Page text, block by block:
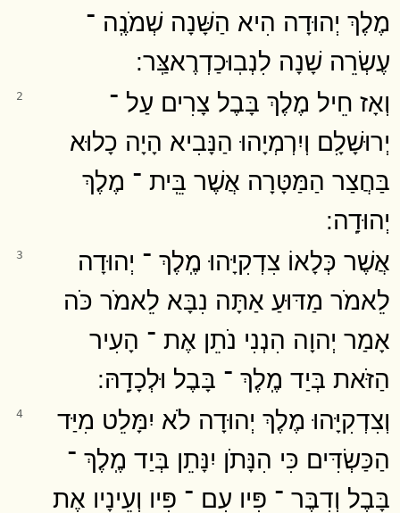
מֶלֶךְ יְהוּדָה הִיא הַשָּׁנָה שְׁמֹנֶֽה ־
עֶשְׂרֵה שָׁנָה לִנְבֽוּכַדְרֶאצַּֽר ׃
2
וְאָז חֵיל מֶלֶךְ בָּבֶל צָרִים עַל ־
יְרוּשָׁלִָם וְיִרְמְיָהוּ הַנָּבִיא הָיָה כָלוּא
בַּחֲצַר הַמַּטָּרָה אֲשֶׁר בֵּֽית ־ מֶלֶךְ
יְהוּדָֽה ׃
3
אֲשֶׁר כְּלָאוֹ צִדְקִיָּהוּ מֶֽלֶךְ ־ יְהוּדָה
לֵאמֹר מַדּוּעַ אַתָּה נִבָּא לֵאמֹר כֹּה
אָמַר יְהוָה הִנְנִי נֹתֵן אֶת ־ הָעִיר
הַזֹּאת בְּיַד מֶֽלֶךְ ־ בָּבֶל וּלְכָדָֽהּ ׃
4
וְצִדְקִיָּהוּ מֶלֶךְ יְהוּדָה לֹא יִמָּלֵט מִיַּד
הַכַּשְׂדִּים כִּי הִנָּתֹן יִנָּתֵן בְּיַד מֶֽלֶךְ ־
בָּבֶל וְדִבֶּר ־ פִּיו עִם ־ פִּיו וְעֵינָיו אֶת